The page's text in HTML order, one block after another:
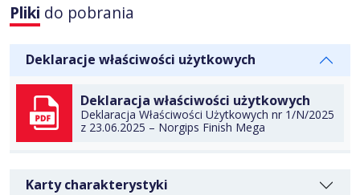
Pliki do pobrania
Deklaracje właściwości użytkowych
Deklaracja właściwości użytkowych
Deklaracja Właściwości Użytkowych nr 1/N/2025
z 23.06.2025 – Norgips Finish Mega
Karty charakterystyki